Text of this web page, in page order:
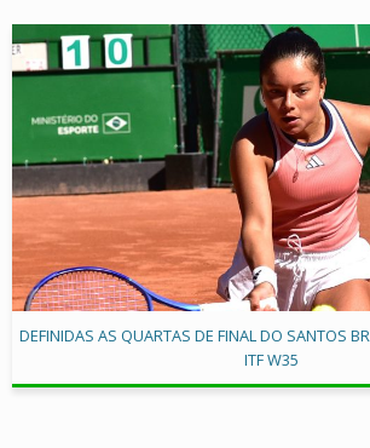
DEFINIDAS AS QUARTAS DE FINAL DO SANTOS
ITF W35